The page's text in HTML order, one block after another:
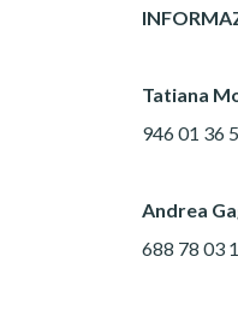
Tatiana
946 01 36
Andrea
688 78 03